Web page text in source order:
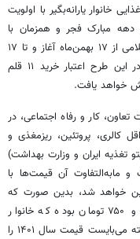
خانوار یارانه‌بگیر با اولویت
دهه مبارک فجر و همزمان با
سالروز پیروزی شکوهمند انقلاب اسلامی از ۱۷ بهمن‌ماه آغاز و تا ۱۷
اردیبهشت‌ماه سال آینده ادامه خواهد داشت و در این طرح اعتبار خرید ۱۱ قلم
کار و رفاه اجتماعی، در
حداقل کالری، پروتئین، ریزمغذی و
تغذیه ایران و وزارت بهداشت)
انتخاب شده است و مابه‌التفاوت آن قیمت‌ها با
تأمین خواهد شد، بدین صورت که
قیمت روز سبد مشتمل بر ١١ قلم، ۷۴۳ هزار و ۷۵۰ تومان بوده که خانوار
دهک‌های اول تا هفتم درآمدی در صورت خرید بسته می‌بایست قیمت سال ۱۴۰۱ را